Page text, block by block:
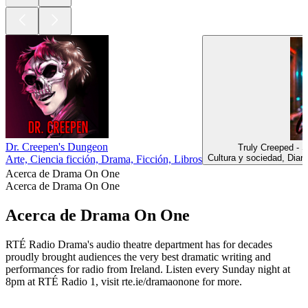
Dr. Creepen's Dungeon
Arte, Ciencia ficción, Drama, Ficción, Libros
Truly Creeped -
Cultura y sociedad,
Acerca de Drama On One
Acerca de Drama On One
Acerca de Drama On One
RTÉ Radio Drama's audio theatre department has for decades
proudly brought audiences the very best dramatic writing and
performances for radio from Ireland. Listen every Sunday night at
8pm at RTÉ Radio 1, visit rte.ie/dramaonone for more.